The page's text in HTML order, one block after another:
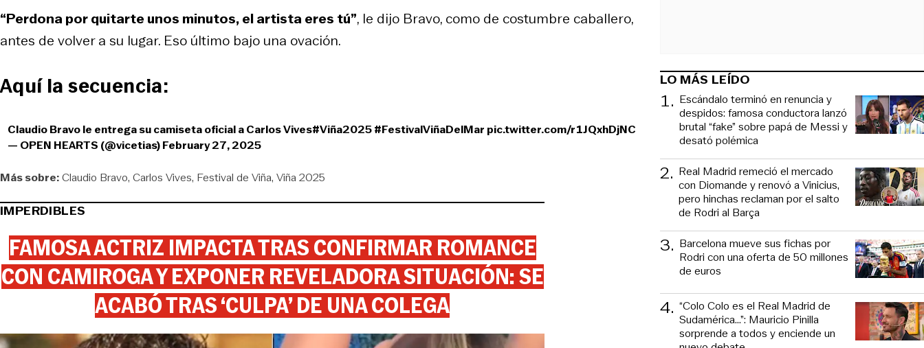
“Perdona por quitarte unos minutos, el artista eres tú”, le dijo Bravo, como de costumbre caballero,
antes de volver a su lugar. Eso último bajo una ovación.
Aquí la secuencia:
Claudio Bravo le entrega su camiseta oficial a Carlos Vives#Viña2025#FestivalViñaDelMar pic.twitter.com/r1JQxhDjNC
— OPEN HEARTS (@vicetias)February 27, 2025
Más sobre:Claudio Bravo Carlos Vives Festival de Viña Viña 2025
IMPERDIBLES
FAMOSA ACTRIZ IMPACTA TRAS CONFIRMAR ROMANCE
CON CAMIROGA Y EXPONER REVELADORA SITUACIÓN: SE
ACABÓ TRAS ‘CULPA’ DE UNA COLEGA
LO MÁS LEÍDO
1. Escándalo terminó en renuncia y
despidos: famosa conductora lanzó
brutal “fake” sobre papá de Messi y
desató polémica
2. Real Madrid remeció el mercado
con Diomande y renovó a Vinicius,
pero hinchas reclaman por el salto
de Rodri al Barça
3. Barcelona mueve sus fichas por
Rodri con una oferta de 50 millones
de euros
4. “Colo Colo es el Real Madrid de
Sudamérica…”: Mauricio Pinilla
sorprende a todos y enciende un